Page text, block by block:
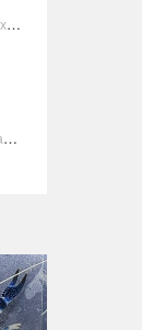
Эталон современности: 20 самых красивых и привлекательных актрис Голливуда, по мнению Google | Ультрамарин
13 нелицеприятных традиций разных стран, которые могут шокировать неподготовленного человека